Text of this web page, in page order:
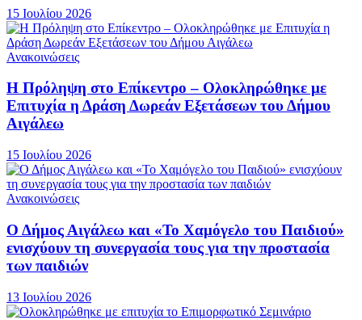
15 Ιουλίου 2026
Ανακοινώσεις
Η Πρόληψη στο Επίκεντρο – Ολοκληρώθηκε με
Επιτυχία η Δράση Δωρεάν Εξετάσεων του Δήμου
Αιγάλεω
15 Ιουλίου 2026
Ανακοινώσεις
Ο Δήμος Αιγάλεω και «Το Χαμόγελο του Παιδιού»
ενισχύουν τη συνεργασία τους για την προστασία
των παιδιών
13 Ιουλίου 2026